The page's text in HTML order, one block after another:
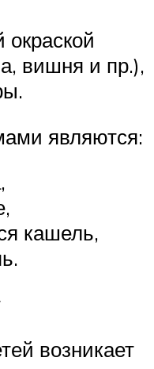
окраской
вишня и пр.),
являются:
кашель,
возникает